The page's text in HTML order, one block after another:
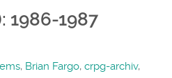
1986-1987
, Brian Fargo, crpg-archiv,